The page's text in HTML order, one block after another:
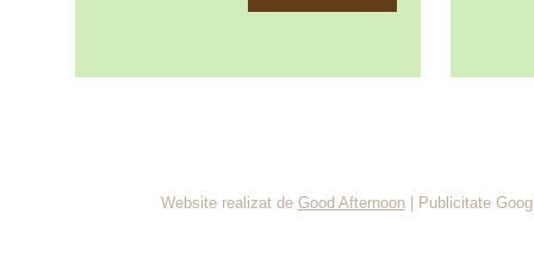
Website realizat de Good Afternoon| Publicitate